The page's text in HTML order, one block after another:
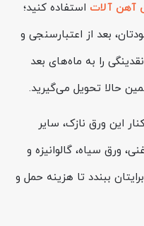
آهن آلات استفاده کنید؛
بعد از اعتبارسنجی و
را به ماه‌های بعد
حالا تحویل می‌گیرید.
این ورق نازک، سایر
ورق سیاه، گالوانیزه و
ببندد تا هزینه حمل و